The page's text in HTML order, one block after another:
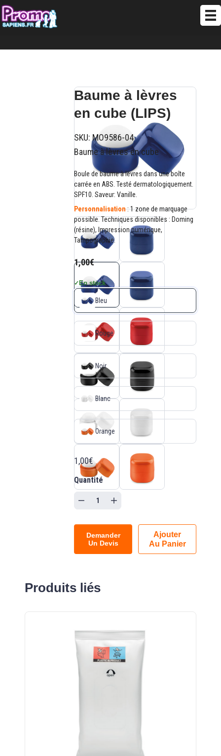
Baume à lèvres
en cube (LIPS)
SKU: MO9586-04
Baume à lèvres en cube
Boule de baume à lèvres dans une boîte
carrée en ABS. Testé dermatologiquement.
SPF10. Saveur: Vanille.
Personnalisation: 1 zone de marquage
possible. Techniques disponibles : Doming
(résine), Impression numérique,
Tampographie.
1,00€
✓ En stock
Bleu
Rouge
Noir
Blanc
Orange
1,00€
Quantité
Demander
Un Devis
Ajouter
Au Panier
Produits liés